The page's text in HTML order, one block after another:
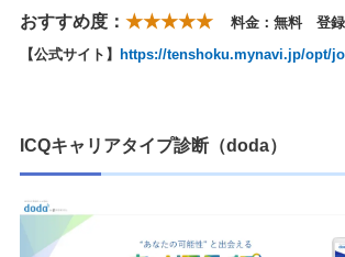
おすすめ度： ★★★★★
料金：無料 登録
【公式サイト】
https://tenshoku.mynavi.jp/opt/
ICQキャリアタイプ診断（doda）